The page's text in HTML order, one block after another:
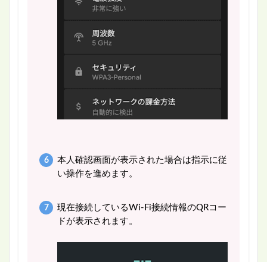
本人確認画面が表示された場合は指示に従
い操作を進めます。
現在接続しているWi-Fi接続情報のQRコー
ドが表示されます。